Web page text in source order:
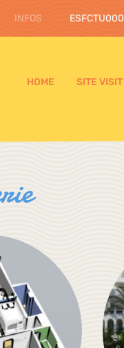
INFOS
HOME SITE VISIT